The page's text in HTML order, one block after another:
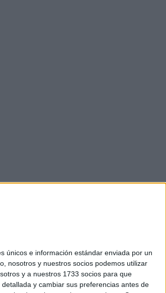
únicos e información estándar enviada por un
nosotros y nuestros socios podemos utilizar
y a nuestros 1733 socios para que
y cambiar sus preferencias antes de